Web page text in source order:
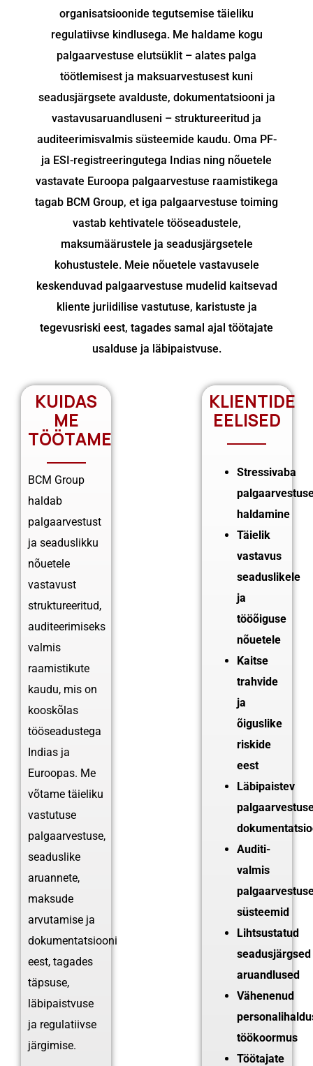
organisatsioonide tegutsemise täieliku
regulatiivse kindlusega. Me haldame kogu
palgaarvestuse elutsüklit – alates palga
töötlemisest ja maksuarvestusest kuni
seadusjärgsete avalduste, dokumentatsiooni ja
vastavusaruandluseni – struktureeritud ja
auditeerimisvalmis süsteemide kaudu. Oma PF-
ja ESI-registreeringutega Indias ning nõuetele
vastavate Euroopa palgaarvestuse raamistikega
tagab BCM Group, et iga palgaarvestuse toiming
vastab kehtivatele tööseadustele,
maksumäärustele ja seadusjärgsetele
kohustustele. Meie nõuetele vastavusele
keskenduvad palgaarvestuse mudelid kaitsevad
kliente juriidilise vastutuse, karistuste ja
tegevusriski eest, tagades samal ajal töötajate
usalduse ja läbipaistvuse.
KUIDAS
ME
TÖÖTAME
BCM Group
haldab
palgaarvestust
ja seaduslikku
nõuetele
vastavust
struktureeritud,
auditeerimiseks
valmis
raamistikute
kaudu, mis on
kooskõlas
tööseadustega
Indias ja
Euroopas. Me
võtame täieliku
vastutuse
palgaarvestuse,
seaduslike
aruannete,
maksude
arvutamise ja
dokumentatsiooni
eest, tagades
täpsuse,
läbipaistvuse
ja regulatiivse
järgimise.
KLIENTIDE
EELISED
Stressivaba
haldamine
Täielik
vastavus
seaduslikele
ja
tööõiguse
nõuetele
Kaitse
trahvide
ja
õiguslike
riskide
eest
Läbipaistev
Auditi-
valmis
süsteemid
Lihtsustatud
seadusjärgsed
aruandlused
Vähenenud
töökoormus
Töötajate